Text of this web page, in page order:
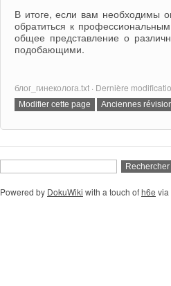
В итоге, если вам необходимы
обратиться к
общее представление о
подобающими.
блог_гинеколога.txt · Dernière
Powered by DokuWiki with a touch ofh6e via